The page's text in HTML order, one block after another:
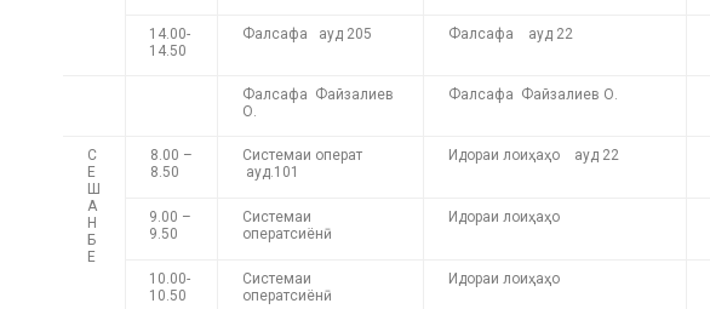
14.00-
14.50
Фалсафа ауд 205 Фалсафа ауд 22
Фалсафа Файзалиев
О.
Фалсафа Файзалиев О.
С
Е
Ш
А
Н
Б
Е
8.00 –
8.50
Системаи операт
ауд.101
Идораи лоиҳаҳо ауд 22
9.00 –
9.50
Системаи
оператсиёнӣ
Идораи лоиҳаҳо
10.00-
10.50
Системаи
оператсиёнӣ
Идораи лоиҳаҳо